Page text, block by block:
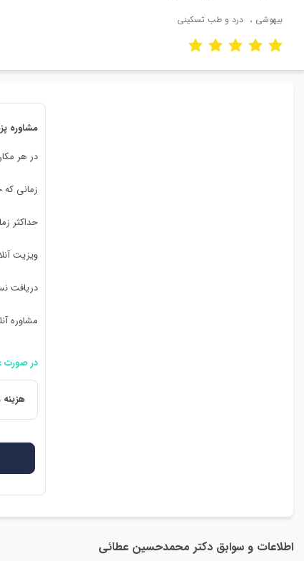
بیهوشی درد و طب تسکینی
مشاوره
در هر
زمانی
حداکثر
ویزیت
دریافت
مشاوره
در صورت
هزینه
اطلاعات و سوابق دکتر محمدحسین عطائی